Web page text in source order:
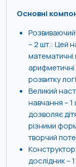
Основні
Розвиваючий
– 2 шт.: Цей
математичні
розвитку
Великий
навчання –
дозволяє
різними
творчий
дослідник –